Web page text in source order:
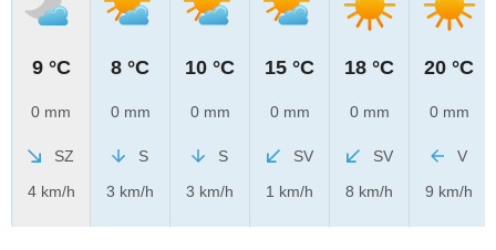
9 °C
0 mm
SZ
4 km/h
8 °C
0 mm
S
3 km/h
10 °C
0 mm
S
3 km/h
15 °C
0 mm
SV
1 km/h
18 °C
0 mm
SV
8 km/h
20 °C
0 mm
V
9 km/h